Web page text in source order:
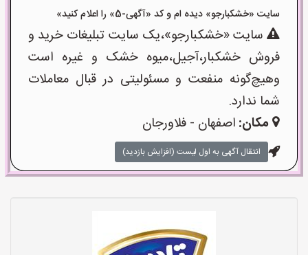
سایت «خشکبارجو» دیده ام و کد «آگهی-5» را اعلام کنید»
سایت «خشکبارجو»،یک سایت تبلیغات خرید و
فروش خشکبار،آجیل،میوه خشک و غیره است
وهیچ‌گونه منفعت و مسئولیتی در قبال معاملات
شما ندارد.
مکان: اصفهان - فلاورجان
انتقال آگهی به اول لیست (افزایش بازدید)